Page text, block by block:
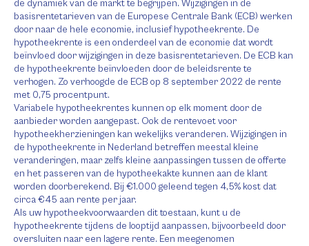
de dynamiek van de markt te begrijpen. Wijzigingen in de
basisrentetarieven van de Europese Centrale Bank (ECB) werken
door naar de hele economie, inclusief hypotheekrente. De
hypotheekrente is een onderdeel van de economie dat wordt
beïnvloed door wijzigingen in deze basisrentetarieven. De ECB kan
de hypotheekrente beïnvloeden door de beleidsrente te
verhogen. Zo verhoogde de ECB op 8 september 2022 de rente
met 0,75 procentpunt.
Variabele hypotheekrentes kunnen op elk moment door de
aanbieder worden aangepast. Ook de rentevoet voor
hypotheekherzieningen kan wekelijks veranderen. Wijzigingen in
de hypotheekrente in Nederland betreffen meestal kleine
veranderingen, maar zelfs kleine aanpassingen tussen de offerte
en het passeren van de hypotheekakte kunnen aan de klant
worden doorberekend. Bij €1.000 geleend tegen 4,5% kost dat
circa €45 aan rente per jaar.
Als uw hypotheekvoorwaarden dit toestaan, kunt u de
hypotheekrente tijdens de looptijd aanpassen, bijvoorbeeld door
oversluiten naar een lagere rente. Een meegenomen